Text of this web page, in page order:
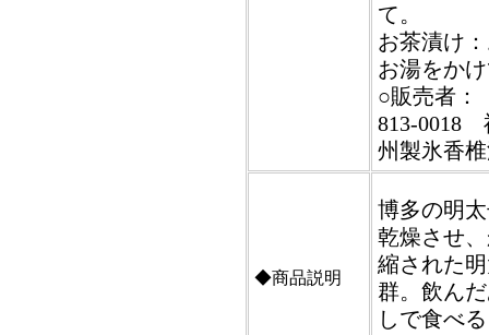
て。
お茶漬け
お湯をか
○販売者：
813-0018
州製氷香
◆商品説明
博多の明
乾燥させ
縮された
群。飲ん
しで食べ